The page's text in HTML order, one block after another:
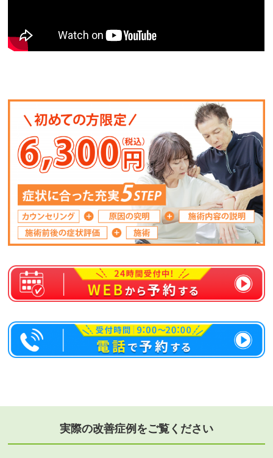
実際の改善症例をご覧ください